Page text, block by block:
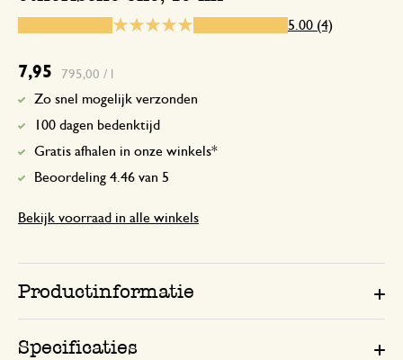
5.00 (4)
7,95 795,00 / l
Zo snel mogelijk verzonden
100 dagen bedenktijd
Gratis afhalen in onze winkels*
Beoordeling 4.46 van 5
Bekijk voorraad in alle winkels
Productinformatie
Specificaties
Enkel een score, geen toelichting
Heerlijk ruikende olie die ik gebruik